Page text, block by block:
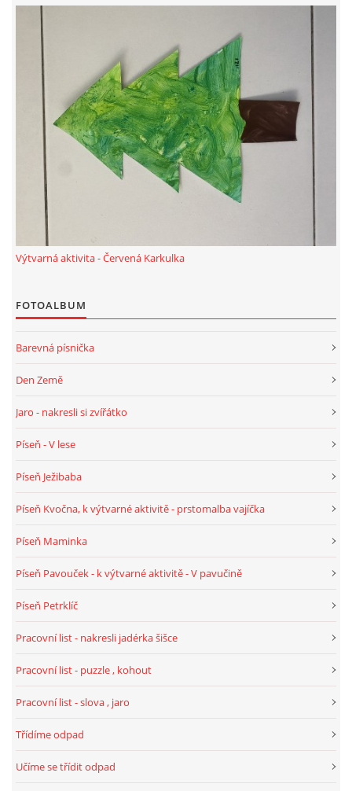
Výtvarná aktivita - Červená Karkulka
FOTOALBUM
Barevná písnička
Den Země
Jaro - nakresli si zvířátko
Píseň - V lese
Píseň Ježibaba
Píseň Kvočna, k výtvarné aktivitě - prstomalba vajíčka
Píseň Maminka
Píseň Pavouček - k výtvarné aktivitě - V pavučině
Píseň Petrklíč
Pracovní list - nakresli jadérka šišce
Pracovní list - puzzle , kohout
Pracovní list - slova , jaro
Třídíme odpad
Učíme se třídit odpad